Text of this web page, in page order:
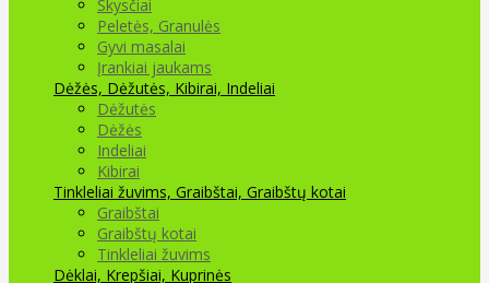
Skysčiai
Peletės, Granulės
Gyvi masalai
Įrankiai jaukams
Dėžės, Dėžutės, Kibirai, Indeliai
Dėžutės
Dėžės
Indeliai
Kibirai
Tinkleliai žuvims, Graibštai, Graibštų kotai
Graibštai
Graibštų kotai
Tinkleliai žuvims
Dėklai, Krepšiai, Kuprinės